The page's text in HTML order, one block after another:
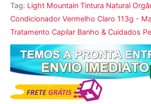
Tag: Light Mountain Tintura Natural
Condicionador Vermelho Claro 113g -
Tratamento Capilar Banho & Cuidados